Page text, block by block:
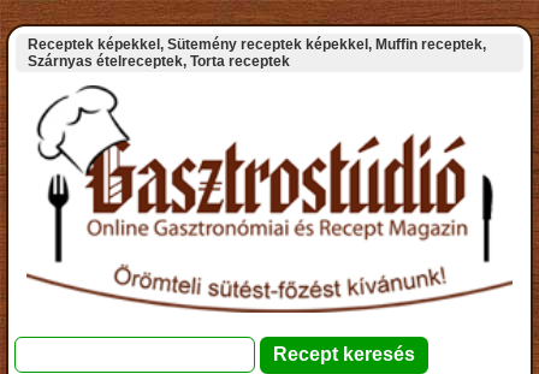
Receptek képekkel, Sütemény receptek képekkel, Muffin receptek,
Szárnyas ételreceptek, Torta receptek